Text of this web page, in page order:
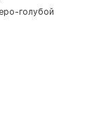
голубой
свет и